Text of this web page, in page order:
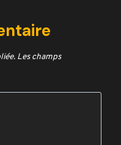
Les champs